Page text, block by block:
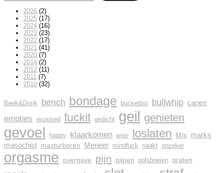
2026 (2)
2025 (17)
2024 (16)
2023 (23)
2022 (17)
2021 (41)
2020 (7)
2014 (2)
2012 (11)
2011 (7)
2010 (32)
Beek&Donk bench bondage bucketlist bullwhip canes
emoties exposed fuckit gedicht geil genieten
gevoel happy klaarkomen liefde loslaten M/s marks
masochist masturberen Meneer mindfuck naakt onzeker
orgasme overgave pijn pijpen polsboeien praten